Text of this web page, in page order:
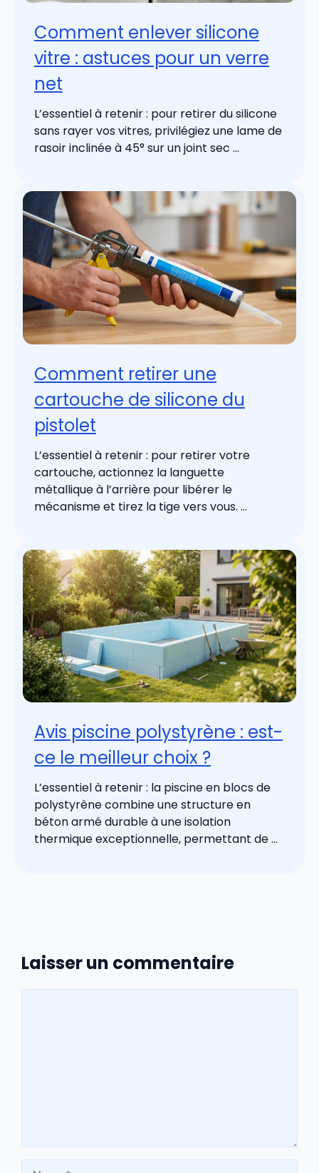
Comment enlever silicone
vitre : astuces pour un verre
net
L’essentiel à retenir : pour retirer du silicone
sans rayer vos vitres, privilégiez une lame de
rasoir inclinée à 45° sur un joint sec ...
Comment retirer une
cartouche de silicone du
pistolet
L’essentiel à retenir : pour retirer votre
cartouche, actionnez la languette
métallique à l’arrière pour libérer le
mécanisme et tirez la tige vers vous. ...
Avis piscine polystyrène : est-
ce le meilleur choix ?
L’essentiel à retenir : la piscine en blocs de
polystyrène combine une structure en
béton armé durable à une isolation
thermique exceptionnelle, permettant de ...
Laisser un commentaire
Nom